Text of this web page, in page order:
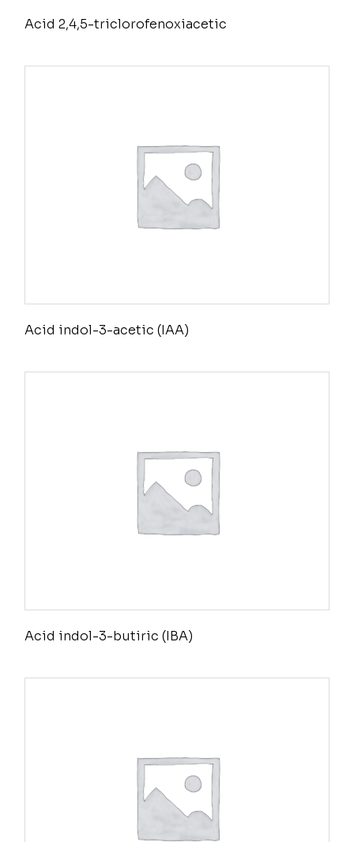
Acid 2,4,5-triclorofenoxiacetic
Acid indol-3-acetic (IAA)
Acid indol-3-butiric (IBA)